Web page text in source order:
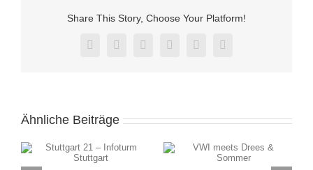
Share This Story, Choose Your Platform!
FacebookTwitterRedditLinkedInPinterestVk
Ähnliche Beiträge